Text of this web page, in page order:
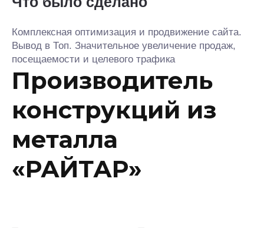
Комплексная оптимизация и продвижение сайта.
Вывод в Топ. Значительное увеличение продаж,
посещаемости и целевого трафика
Производитель
конструкций из
металла
«РАЙТАР»